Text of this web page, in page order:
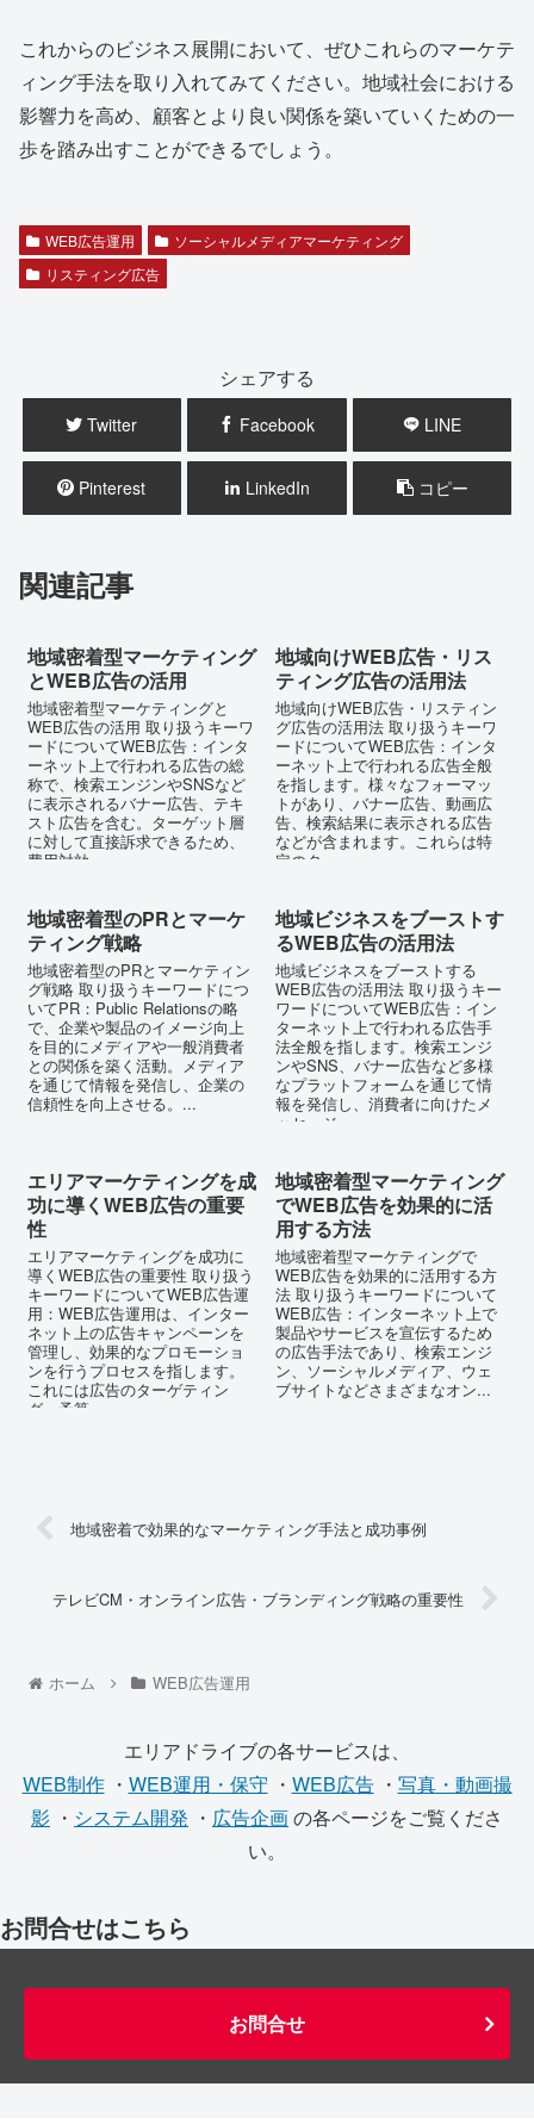
これからのビジネス展開において、ぜひこれらのマーケテ
ィング手法を取り入れてみてください。地域社会における
影響力を高め、顧客とより良い関係を築いていくための一
歩を踏み出すことができるでしょう。
WEB広告運用
ソーシャルメディアマーケティング
リスティング広告
シェアする
Twitter Facebook LINE
Pinterest LinkedIn コピー
関連記事
地域密着型マーケティング
とWEB広告の活用
地域密着型マーケティングと
WEB広告の活用 取り扱うキーワ
ードについてWEB広告：インタ
ーネット上で行われる広告の総
称で、検索エンジンやSNSなど
に表示されるバナー広告、テキ
スト広告を含む。ターゲット層
に対して直接訴求できるため、
費用対効...
地域向けWEB広告・リス
ティング広告の活用法
地域向けWEB広告・リスティン
グ広告の活用法 取り扱うキーワ
ードについてWEB広告：インタ
ーネット上で行われる広告全般
を指します。様々なフォーマッ
トがあり、バナー広告、動画広
告、検索結果に表示される広告
などが含まれます。これらは特
定のター...
地域密着型のPRとマーケ
ティング戦略
地域密着型のPRとマーケティン
グ戦略 取り扱うキーワードにつ
いてPR：Public Relationsの略
で、企業や製品のイメージ向上
を目的にメディアや一般消費者
との関係を築く活動。メディア
を通じて情報を発信し、企業の
信頼性を向上させる。...
地域ビジネスをブーストす
るWEB広告の活用法
地域ビジネスをブーストする
WEB広告の活用法 取り扱うキー
ワードについてWEB広告：イン
ターネット上で行われる広告手
法全般を指します。検索エンジ
ンやSNS、バナー広告など多様
なプラットフォームを通じて情
報を発信し、消費者に向けたメ
ッセージ...
エリアマーケティングを成
功に導くWEB広告の重要
性
エリアマーケティングを成功に
導くWEB広告の重要性 取り扱う
キーワードについてWEB広告運
用：WEB広告運用は、インター
ネット上の広告キャンペーンを
管理し、効果的なプロモーショ
ンを行うプロセスを指します。
これには広告のターゲティン
グ、予算...
地域密着型マーケティング
でWEB広告を効果的に活
用する方法
地域密着型マーケティングで
WEB広告を効果的に活用する方
法 取り扱うキーワードについて
WEB広告：インターネット上で
製品やサービスを宣伝するため
の広告手法であり、検索エンジ
ン、ソーシャルメディア、ウェ
ブサイトなどさまざまなオン...
地域密着で効果的なマーケティング手法と成功事例
テレビCM・オンライン広告・ブランディング戦略の重要性
ホーム WEB広告運用
エリアドライブの各サービスは、
WEB制作・ WEB運用・保守 ・ WEB広告・ 写真・動画撮
影 ・ システム開発 ・ 広告企画の各ページをご覧くださ
い。
お問合せはこちら
お問合せ